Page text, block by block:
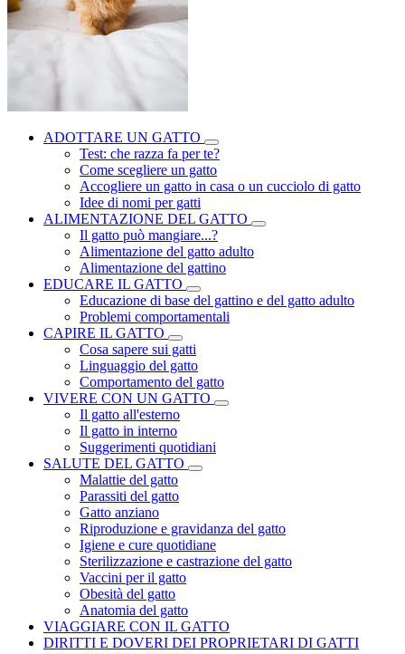
ADOTTARE UN GATTO
Test: che razza fa per te?
Come scegliere un gatto
Accogliere un gatto in casa o un cucciolo di gatto
Idee di nomi per gatti
ALIMENTAZIONE DEL GATTO
Il gatto può mangiare...?
Alimentazione del gatto adulto
Alimentazione del gattino
EDUCARE IL GATTO
Educazione di base del gattino e del gatto adulto
Problemi comportamentali
CAPIRE IL GATTO
Cosa sapere sui gatti
Linguaggio del gatto
Comportamento del gatto
VIVERE CON UN GATTO
Il gatto all'esterno
Il gatto in interno
Suggerimenti quotidiani
SALUTE DEL GATTO
Malattie del gatto
Parassiti del gatto
Gatto anziano
Riproduzione e gravidanza del gatto
Igiene e cure quotidiane
Sterilizzazione e castrazione del gatto
Vaccini per il gatto
Obesità del gatto
Anatomia del gatto
VIAGGIARE CON IL GATTO
DIRITTI E DOVERI DEI PROPRIETARI DI GATTI